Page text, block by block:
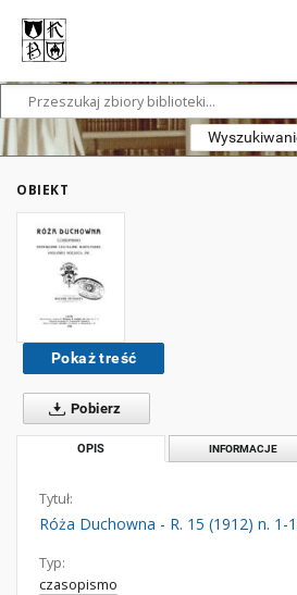
OBIEKT
Pokaż treść
Pobierz
OPIS INFORMACJE
Tytuł:
Róża Duchowna - R. 15 (1912) n. 1-
Typ:
czasopismo